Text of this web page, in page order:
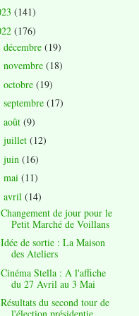
(141)
(176)
décembre (19)
novembre (18)
octobre (19)
septembre (17)
août (9)
juillet (12)
juin (16)
mai (11)
avril (14)
Changement de jour pour le
Petit Marché de Voillans
Idée de sortie : La Maison
des Ateliers
Cinéma Stella : A l'affiche
du 27 Avril au 3 Mai
Résultats du second tour de